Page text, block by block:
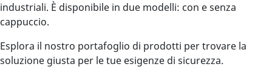
industriali. È disponibile in due modelli: con e senza
cappuccio.
Esplora il nostro portafoglio di prodotti per trovare la
soluzione giusta per le tue esigenze di sicurezza.